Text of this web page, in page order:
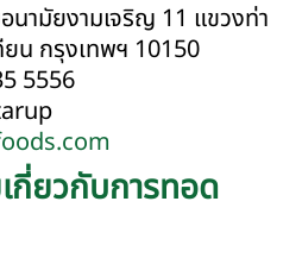
นามัยงามเจริญ 11 แขวงท่า
ยน กรุงเทพฯ 10150
5556
กี่ยวกับการทอด